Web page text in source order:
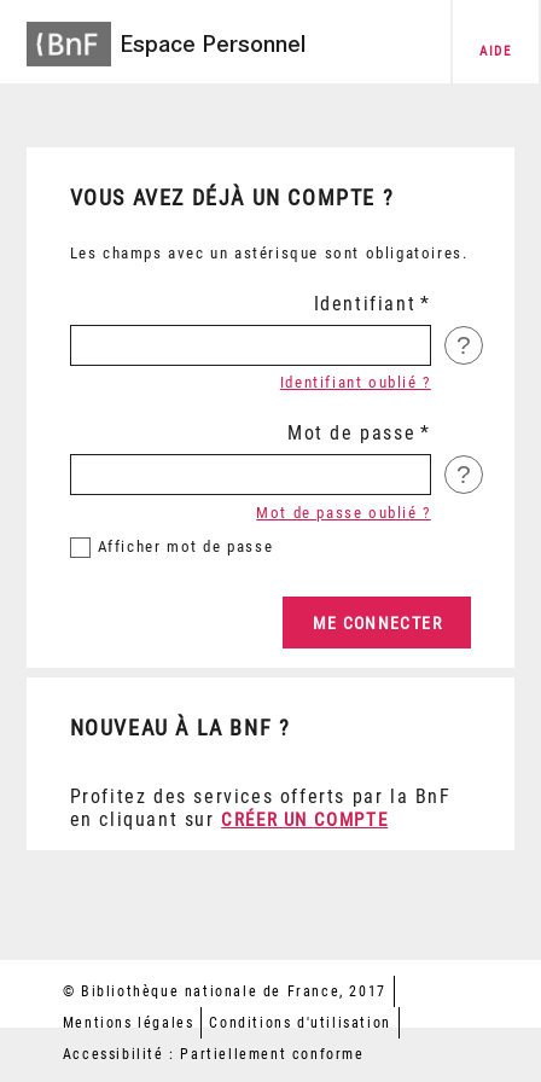
Espace Personnel AIDE
VOUS AVEZ DÉJÀ UN COMPTE ?
Les champs avec un astérisque sont obligatoires.
Identifiant
?
Identifiant oublié ?
Mot de passe
?
Afficher mot de passe
Mot de passe oublié ?
NOUVEAU À LA BNF ?
Profitez des services offerts par la BnF
en cliquant sur CRÉER UN COMPTE
© Bibliothèque nationale de France, 2017
Mentions légales
Conditions d'utilisation
Accessibilité : Partiellement conforme